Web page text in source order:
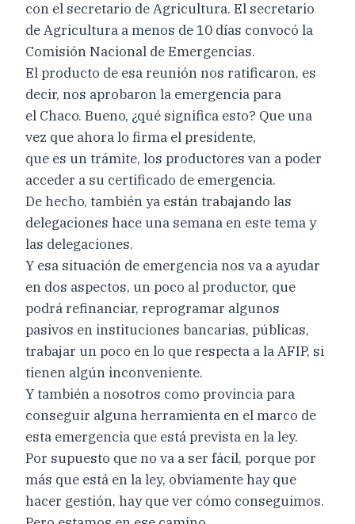
con el secretario de Agricultura. El secretario
de Agricultura a menos de 10 días convocó la
Comisión Nacional de Emergencias.
El producto de esa reunión nos ratificaron, es
decir, nos aprobaron la emergencia para
el Chaco. Bueno, ¿qué significa esto? Que una
vez que ahora lo firma el presidente,
que es un trámite, los productores van a poder
acceder a su certificado de emergencia.
De hecho, también ya están trabajando las
delegaciones hace una semana en este tema y
las delegaciones.
Y esa situación de emergencia nos va a ayudar
en dos aspectos, un poco al productor, que
podrá refinanciar, reprogramar algunos
pasivos en instituciones bancarias, públicas,
trabajar un poco en lo que respecta a la AFIP, si
tienen algún inconveniente.
Y también a nosotros como provincia para
conseguir alguna herramienta en el marco de
esta emergencia que está prevista en la ley.
Por supuesto que no va a ser fácil, porque por
más que está en la ley, obviamente hay que
hacer gestión, hay que ver cómo conseguimos.